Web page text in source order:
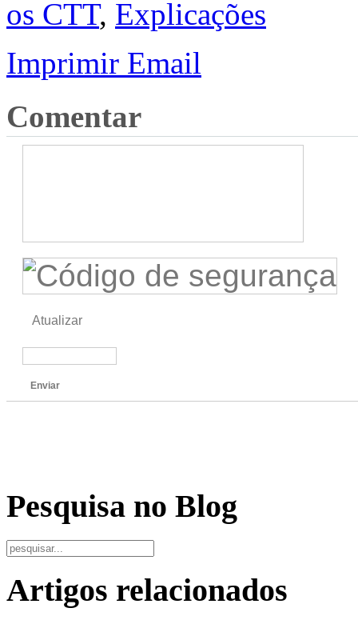
os CTT, Explicações
Imprimir Email
Comentar
Atualizar
Enviar
Pesquisa no Blog
Artigos relacionados